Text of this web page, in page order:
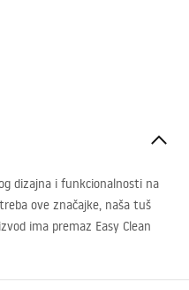
dizajna i funkcionalnosti na
ove značajke, naša tuš
ima premaz Easy Clean